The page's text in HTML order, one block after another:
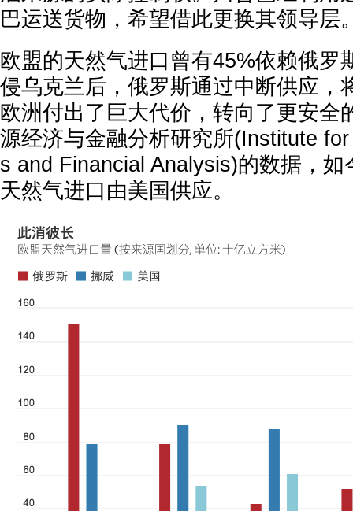
巴运送货物，希望借此更换其领导层
欧盟的天然气进口曾有45%依赖俄罗
侵乌克兰后，俄罗斯通过中断供应，
欧洲付出了巨大代价，转向了更安全
源经济与金融分析研究所(Institute
s and Financial Analysis)的数据，如
天然气进口由美国供应。